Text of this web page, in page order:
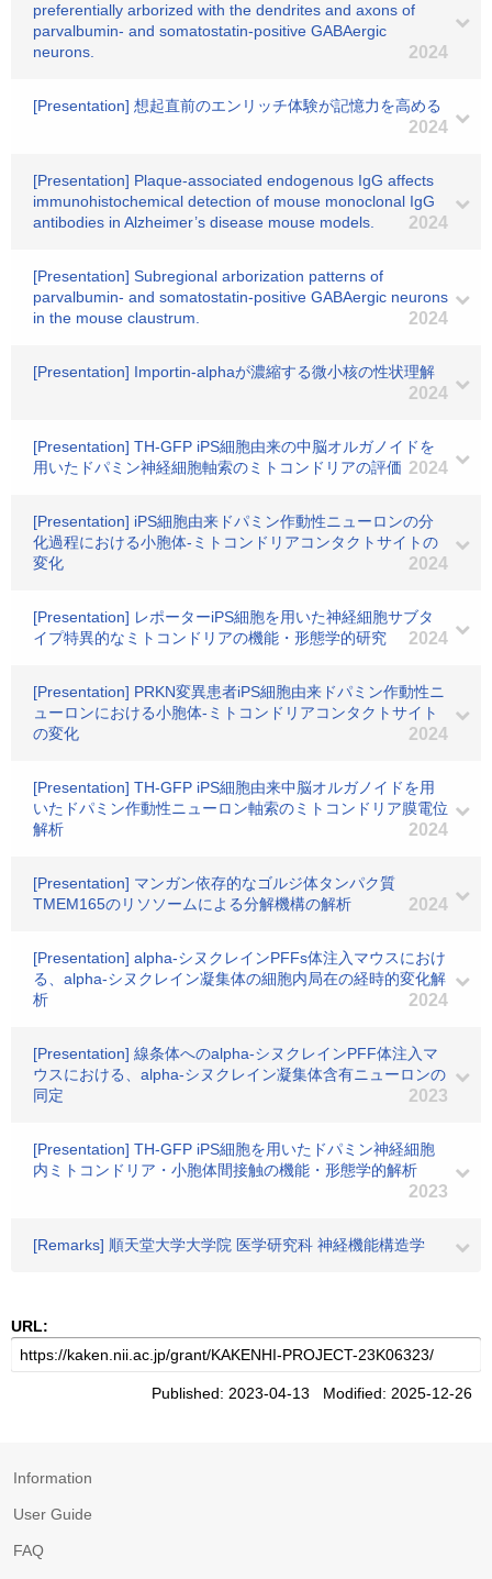
preferentially arborized with the dendrites and axons of
parvalbumin- and somatostatin-positive GABAergic
neurons.
2024
[Presentation] 想起直前のエンリッチ体験が記憶力を高める
2024
[Presentation] Plaque-associated endogenous IgG affects
immunohistochemical detection of mouse monoclonal IgG
antibodies in Alzheimer’s disease mouse models.
2024
[Presentation] Subregional arborization patterns of
parvalbumin- and somatostatin-positive GABAergic neurons
in the mouse claustrum.
2024
[Presentation] Importin-alphaが濃縮する微小核の性状理解
2024
[Presentation] TH-GFP iPS細胞由来の中脳オルガノイドを
用いたドパミン神経細胞軸索のミトコンドリアの評価 2024
[Presentation] iPS細胞由来ドパミン作動性ニューロンの分
化過程における小胞体-ミトコンドリアコンタクトサイトの
変化
2024
[Presentation] レポーターiPS細胞を用いた神経細胞サブタ
イプ特異的なミトコンドリアの機能・形態学的研究
2024
[Presentation] PRKN変異患者iPS細胞由来ドパミン作動性ニ
ューロンにおける小胞体-ミトコンドリアコンタクトサイト
の変化
2024
[Presentation] TH-GFP iPS細胞由来中脳オルガノイドを用
いたドパミン作動性ニューロン軸索のミトコンドリア膜電位
解析
2024
[Presentation] マンガン依存的なゴルジ体タンパク質
TMEM165のリソソームによる分解機構の解析
2024
[Presentation] alpha-シヌクレインPFFs体注入マウスにおけ
る、alpha-シヌクレイン凝集体の細胞内局在の経時的変化解
析
2024
[Presentation] 線条体へのalpha-シヌクレインPFF体注入マ
ウスにおける、alpha-シヌクレイン凝集体含有ニューロンの
同定
2023
[Presentation] TH-GFP iPS細胞を用いたドパミン神経細胞
内ミトコンドリア・小胞体間接触の機能・形態学的解析
2023
[Remarks] 順天堂大学大学院 医学研究科 神経機能構造学
URL:
Published: 2023-04-13 Modified: 2025-12-26
Information
User Guide
FAQ